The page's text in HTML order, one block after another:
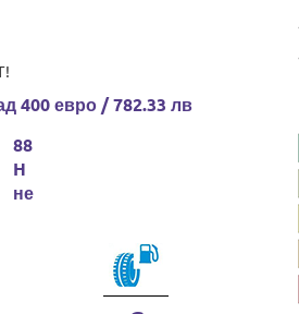
400 евро / 782.33 лв
88
H
не